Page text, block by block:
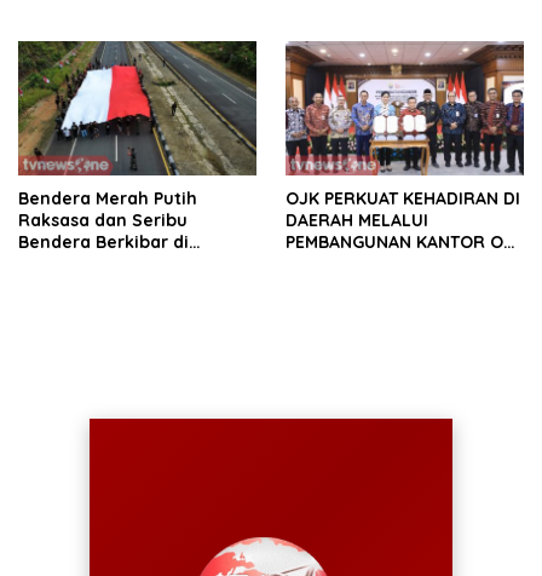
Bendera Merah Putih
Raksasa dan Seribu
Bendera Berkibar di
OJK PERKUAT KEHADIRAN DI
DAERAH MELALUI
PEMBANGUNAN KANTOR OJK